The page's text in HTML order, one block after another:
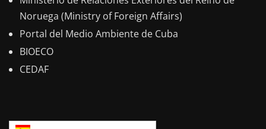
Noruega (Ministry of Foreign Affairs)
Portal del Medio Ambiente de Cuba
BIOECO
CEDAF